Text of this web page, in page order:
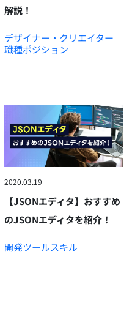
解説！
デザイナー・クリエイター
職種ポジション
2020.03.19
【JSONエディタ】おすすめ
のJSONエディタを紹介！
開発ツールスキル